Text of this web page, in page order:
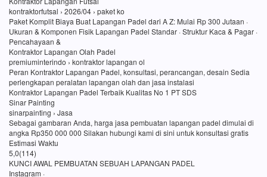
kontraktorfutsal › 2026/04 › paket ko
Paket Komplit Biaya Buat Lapangan Padel dari A Z: Mulai Rp 300 Jutaan ·
Ukuran & Komponen Fisik Lapangan Padel Standar · Struktur Kaca & Pagar ·
Pencahayaan &
Kontraktor Lapangan Olah Padel
premiuminterindo › kontraktor lapangan ol
Peran Kontraktor Lapangan Padel, konsultasi, perancangan, desain Sedia
perlengkapan peralatan lapangan olah dan jasa instalasi
Kontraktor Lapangan Padel Terbaik Kualitas No 1 PT SDS
Sinar Painting
sinarpainting › Jasa
Sebagai gambaran Anda, harga jasa pembuatan lapangan padel dimulai di
angka Rp350 000 000 Silakan hubungi kami di sini untuk konsultasi gratis
Estimasi Waktu
5,0(114)
KUNCI AWAL PEMBUATAN SEBUAH LAPANGAN PADEL
Instagram ·